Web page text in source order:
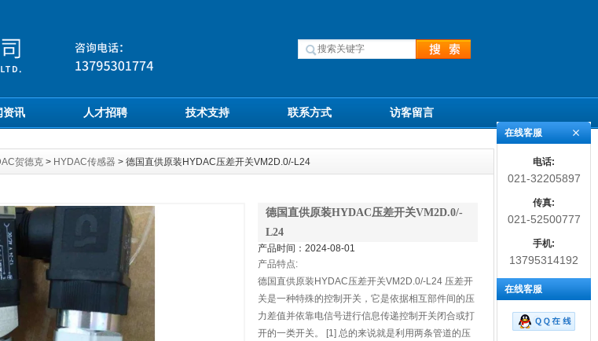
资讯 人才招聘 技术支持 联系方式 访客留言
贺德克 > HYDAC传感器 > 德国直供原装HYDAC压差开关VM2D.0/-L24
德国直供原装HYDAC压差开关VM2D.0/-
L24
产品时间：2024-08-01
产品特点:
德国直供原装HYDAC压差开关VM2D.0/-L24 压差开
关是一种特殊的控制开关，它是依据相互部件间的压
力差值并依靠电信号进行信息传递控制开关闭合或打
开的一类开关。 [1] 总的来说就是利用两条管道的压
在线客服
电话:
021-32205897
传真:
021-52500777
手机:
13795314192
在线客服